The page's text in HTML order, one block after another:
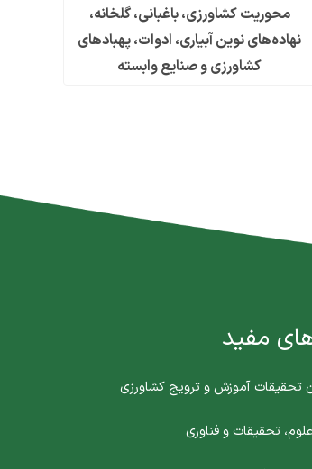
محوریت کشاورزی، باغبانی، گلخانه،
نهاده‌های نوین آبیاری، ادوات، پهبادهای
کشاورزی و صنایع وابسته
مفید
تحقیقات آموزش و ترویج کشاورزی
تحقیقات و فناوری